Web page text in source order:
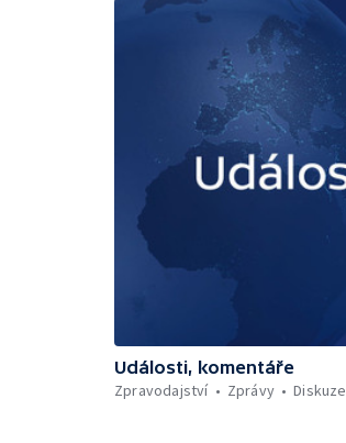
Události, komentáře
Zpravodajství
Zprávy Diskuze